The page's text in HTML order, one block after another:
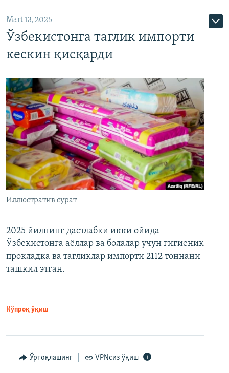
Mart 13, 2025
Ўзбекистонга таглик импорти
кескин қисқарди
Иллюстратив сурат
2025 йилнинг дастлабки икки ойида
Ўзбекистонга аёллар ва болалар учун гигиеник
прокладка ва тагликлар импорти 2112 тоннани
ташкил этган.
Кўпроқ ўқиш
Ўртоқлашинг VPNсиз ўқиш